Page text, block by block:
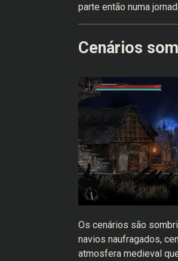
parte então numa
Cenários
Os cenários são
navios naufragados,
atmosfera medieval